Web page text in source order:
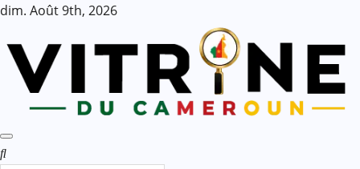
Skip
content
dim. Août 9th, 2026